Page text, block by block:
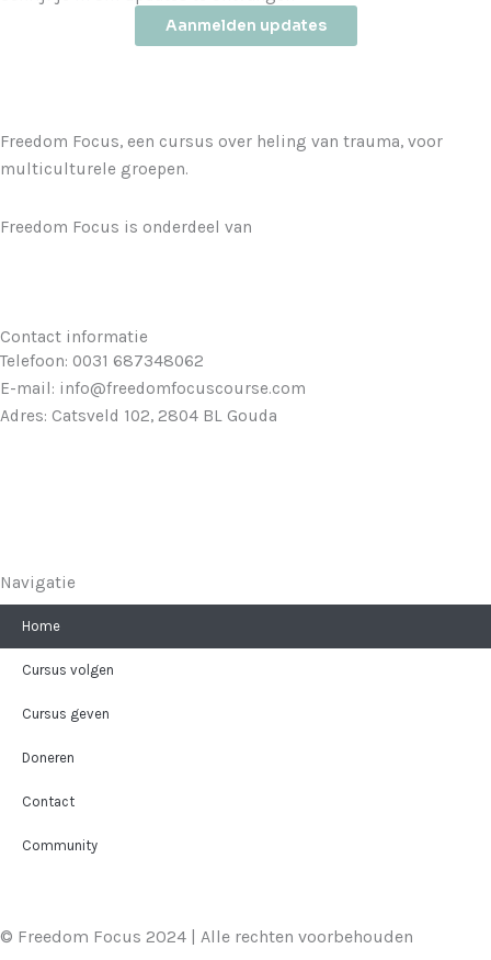
Aanmelden updates
Freedom Focus, een cursus over heling van trauma, voor
multiculturele groepen.
Freedom Focus is onderdeel van
Contact informatie
Telefoon: 0031 687348062
E-mail: info@freedomfocuscourse.com
Adres: Catsveld 102, 2804 BL Gouda
Navigatie
Home
Cursus volgen
Cursus geven
Doneren
Contact
Community
© Freedom Focus 2024 | Alle rechten voorbehouden